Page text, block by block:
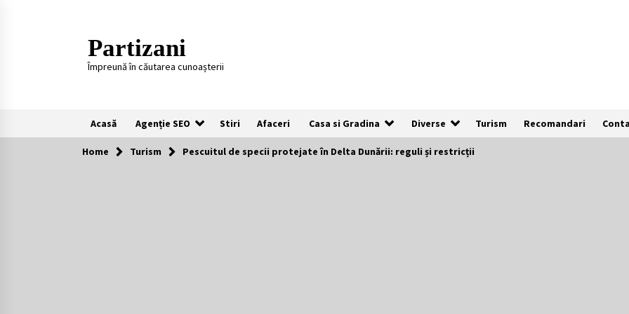
Partizani
Împreună în căutarea cunoașterii
Acasă Agenție SEO Stiri Afaceri Casa si Gradina Diverse Turism Recomandari
Recomandari
Home Turism Pescuitul de specii protejate în Delta Dunării: reguli și restricții